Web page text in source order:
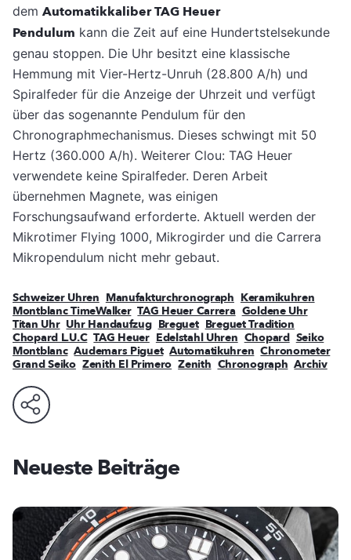
dem Automatikkaliber TAG Heuer
Pendulum kann die Zeit auf eine Hundertstelsekunde
genau stoppen. Die Uhr besitzt eine klassische
Hemmung mit Vier-Hertz-Unruh (28.800 A/h) und
Spiralfeder für die Anzeige der Uhrzeit und verfügt
über das sogenannte Pendulum für den
Chronographmechanismus. Dieses schwingt mit 50
Hertz (360.000 A/h). Weiterer Clou: TAG Heuer
verwendete keine Spiralfeder. Deren Arbeit
übernehmen Magnete, was einigen
Forschungsaufwand erforderte. Aktuell werden der
Mikrotimer Flying 1000, Mikrogirder und die Carrera
Mikropendulum nicht mehr gebaut.
Schweizer Uhren Manufakturchronograph Keramikuhren
Montblanc TimeWalker TAG Heuer Carrera Goldene Uhr
Titan Uhr Uhr Handaufzug Breguet Breguet Tradition
Chopard L.U.C TAG Heuer Edelstahl Uhren Chopard Seiko
Montblanc Audemars Piguet Automatikuhren Chronometer
Grand Seiko Zenith El Primero Zenith Chronograph Archiv
Neueste Beiträge